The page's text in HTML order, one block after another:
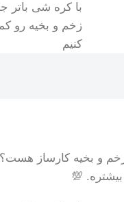
با کره شی باتر
زخم و بخیه رو
کنیم
زخم و بخیه کارساز
💯